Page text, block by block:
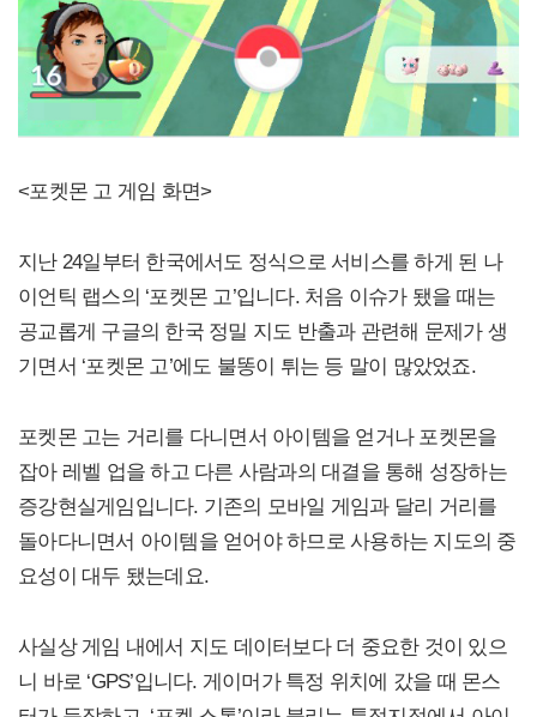
<포켓몬 고 게임 화면>
지난 24일부터 한국에서도 정식으로 서비스를 하게 된 나
이언틱 랩스의 ‘포켓몬 고’입니다. 처음 이슈가 됐을 때는
공교롭게 구글의 한국 정밀 지도 반출과 관련해 문제가 생
기면서 ‘포켓몬 고’에도 불똥이 튀는 등 말이 많았었죠.
포켓몬 고는 거리를 다니면서 아이템을 얻거나 포켓몬을
잡아 레벨 업을 하고 다른 사람과의 대결을 통해 성장하는
증강현실게임입니다. 기존의 모바일 게임과 달리 거리를
돌아다니면서 아이템을 얻어야 하므로 사용하는 지도의 중
요성이 대두 됐는데요.
사실상 게임 내에서 지도 데이터보다 더 중요한 것이 있으
니 바로 ‘GPS’입니다. 게이머가 특정 위치에 갔을 때 몬스